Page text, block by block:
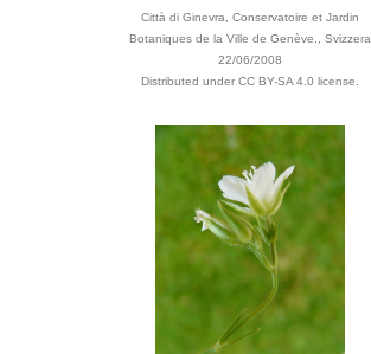
Città di Ginevra, Conservatoire et Jardin
Botaniques de la Ville de Genève., Svizzera
22/06/2008
Distributed under CC BY-SA 4.0 license.